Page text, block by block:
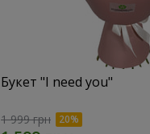
Букет "I need you"
1 999 грн